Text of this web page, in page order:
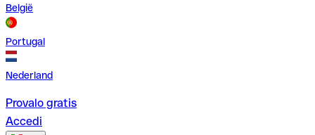
België
Portugal
Nederland
Provalo gratis
Accedi